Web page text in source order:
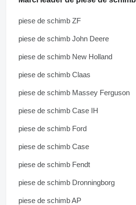
piese de schimb ZF
piese de schimb John Deere
piese de schimb New Holland
piese de schimb Claas
piese de schimb Massey Ferguson
piese de schimb Case IH
piese de schimb Ford
piese de schimb Case
piese de schimb Fendt
piese de schimb Dronningborg
piese de schimb AP